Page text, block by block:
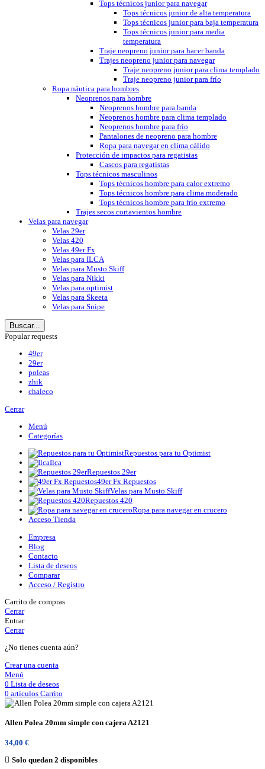
Tops técnicos junior para navegar
Tops técnicos junior de alta temperatura
Tops técnicos junior para baja temperatura
Tops técnicos junior para media
temperatura
Traje neopreno junior para hacer banda
Trajes neopreno junior para navegar
Traje neopreno junior para clima templado
Traje neopreno junior para frío
Ropa náutica para hombres
Neoprenos para hombre
Neoprenos hombre para banda
Neoprenos hombre para clima templado
Neoprenos hombre para frío
Pantalones de neopreno para hombre
Ropa para navegar en clima cálido
Protección de impactos para regatistas
Cascos para regatistas
Tops técnicos masculinos
Tops técnicos hombre para calor extremo
Tops técnicos hombre para clima moderado
Tops técnicos hombre para frío extremo
Trajes secos cortavientos hombre
Velas para navegar
Velas 29er
Velas 420
Velas 49er Fx
Velas para ILCA
Velas para Musto Skiff
Velas para Nikki
Velas para optimist
Velas para Skeeta
Velas para Snipe
Buscar...
Popular requests
49er
29er
poleas
zhik
chaleco
Cerrar
Menú
Categorías
Repuestos para tu Optimist
Ilca
Repuestos 29er
49er Fx Repuestos
Velas para Musto Skiff
Repuestos 420
Ropa para navegar en crucero
Acceso Tienda
Empresa
Blog
Contacto
Lista de deseos
Comparar
Acceso / Registro
Carrito de compras
Cerrar
Entrar
Cerrar
¿No tienes cuenta aún?
Crear una cuenta
Menú
0 Lista de deseos
0 artículos Carrito
Allen Polea 20mm simple con cajera A2121
34,00 €
Solo quedan 2 disponibles